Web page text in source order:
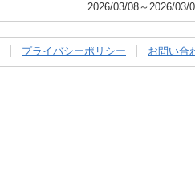
2026/03/08～2026/03/
プライバシーポリシー お問い合